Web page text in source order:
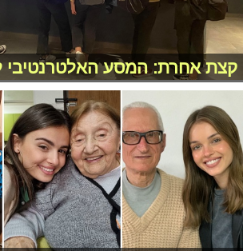
קצת אחרת: המסע האלטרנטיבי